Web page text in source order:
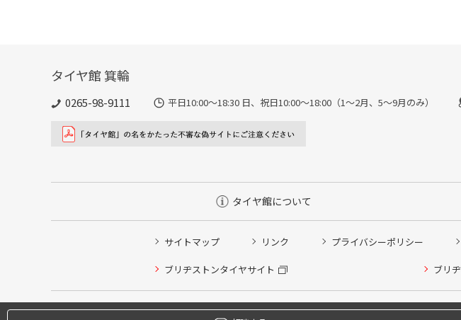
タイヤ館 箕輪
0265-98-9111 平日10:00～18:30 日、祝日10:00～18:00（1～2月、5～9月のみ）
タイヤ館について
サイトマップ リンク プライバシーポリシー
ブリヂストンタイヤサイト ブリ
タイヤ点検・安全点検/タイヤ履き替え/オイル交換/その他ピット作業の予約
クローク契約会員専用タイヤ履き替え※タイヤ履き替えを希望のクローク契約会員の方はこ